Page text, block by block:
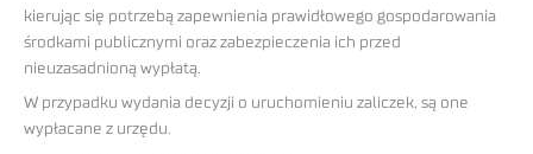
kierując się potrzebą zapewnienia prawidłowego gospodarowania
środkami publicznymi oraz zabezpieczenia ich przed
nieuzasadnioną wypłatą.
W przypadku wydania decyzji o uruchomieniu zaliczek, są one
wypłacane z urzędu.